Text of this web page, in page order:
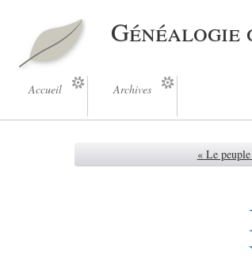
Généalogie
Accueil Archives
« Le